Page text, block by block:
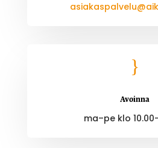
}
Avoinna
ma–pe klo